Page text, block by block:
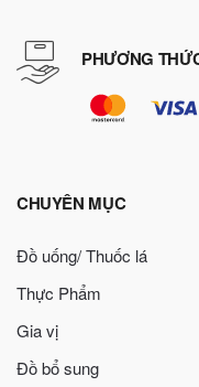
PHƯƠNG
CHUYÊN MỤC
Đồ uống/ Thuốc lá
Thực Phẩm
Gia vị
Đồ bổ sung